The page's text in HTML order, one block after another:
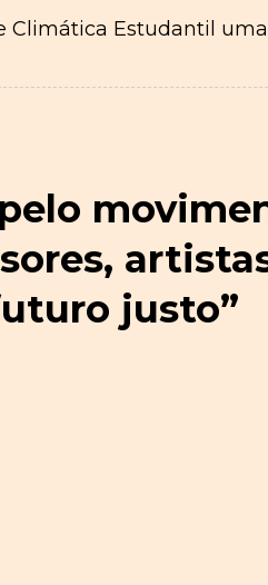
Climática Estudantil
justo”